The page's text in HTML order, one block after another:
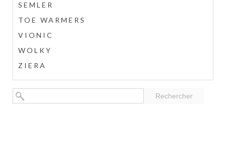
SEMLER
TOE WARMERS
VIONIC
WOLKY
ZIERA
Rechercher